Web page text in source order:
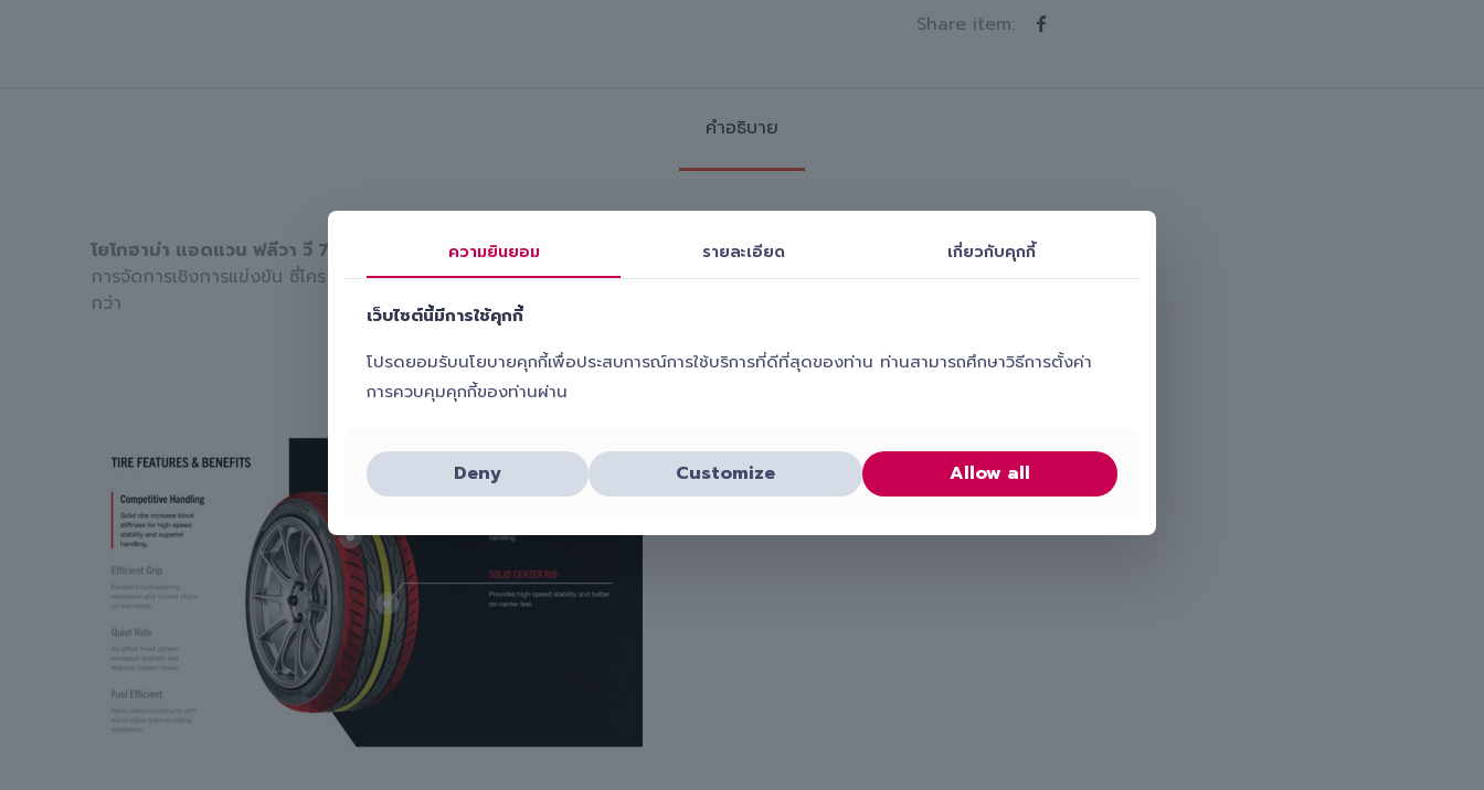
Share item:
คำอธิบาย
โยโกฮาม่า แอดแวน ฟลีวา วี 701 (Yokohama ADVAN Fleva V701)
การจัดการเชิงการแข่งขัน ซี่โครงแข็งเพิ่มความแข็งของบล็อกเพื่อความเสถียรที่ความเร็วสูงและการควบคุมที่เหนือ
กว่า
ความยินยอม รายละเอียด เกี่ยวกับคุกกี้
เว็บไซต์นี้มีการใช้คุกกี้
โปรดยอมรับนโยบายคุกกี้เพื่อประสบการณ์การใช้บริการที่ดีที่สุดของท่าน ท่านสามารถศึกษาวิธีการตั้งค่า
การควบคุมคุกกี้ของท่านผ่าน
Deny Customize Allow all